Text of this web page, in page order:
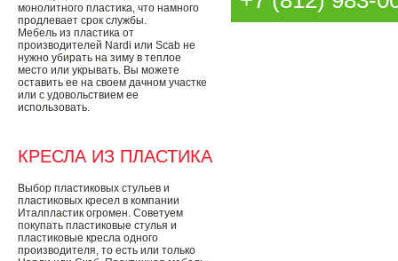
монолитного пластика, что намного
продлевает срок службы.
Мебель из пластика от
производителей Nardi или Scab не
нужно убирать на зиму в теплое
место или укрывать. Вы можете
оставить ее на своем дачном участке
или с удовольствием ее
использовать.
КРЕСЛА ИЗ ПЛАСТИКА
Выбор пластиковых стульев и
пластиковых кресел в компании
Италпластик огромен. Советуем
покупать пластиковые стулья и
пластиковые кресла одного
производителя, то есть или только